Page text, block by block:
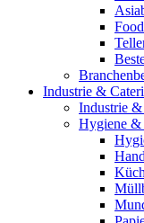
Industrie &
Industrie &
Hygiene &